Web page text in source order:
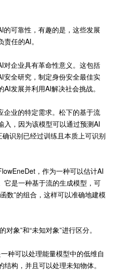
可靠性，有趣的是，这些发展
任的AI。
对企业具有革命性意义。这包括
安全研究，制定身份安全最佳实
发展并利用AI解决社会挑战。
企业的特定需求。松下的基于流
入，因为该模型可以通过预测AI
识别已经过训练且本质上可识别
，作为一种可以估计AI
它是一种基于流的生成模型，可
数”的组合，这样可以准确地建模
象”和“未知对象”进行区分。
种可以处理能量模型中的低维自
构，并且可以处理未知物体。